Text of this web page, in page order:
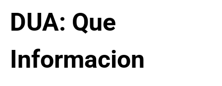
DUA: Que
Informacion